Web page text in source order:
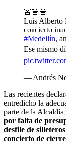
🚨🚨🚨
Luis Alberto
concierto
#Medellín,
Ese mismo
— Andrés
Las recientes
entredicho la
parte de la
por falta de
desfile de
concierto de